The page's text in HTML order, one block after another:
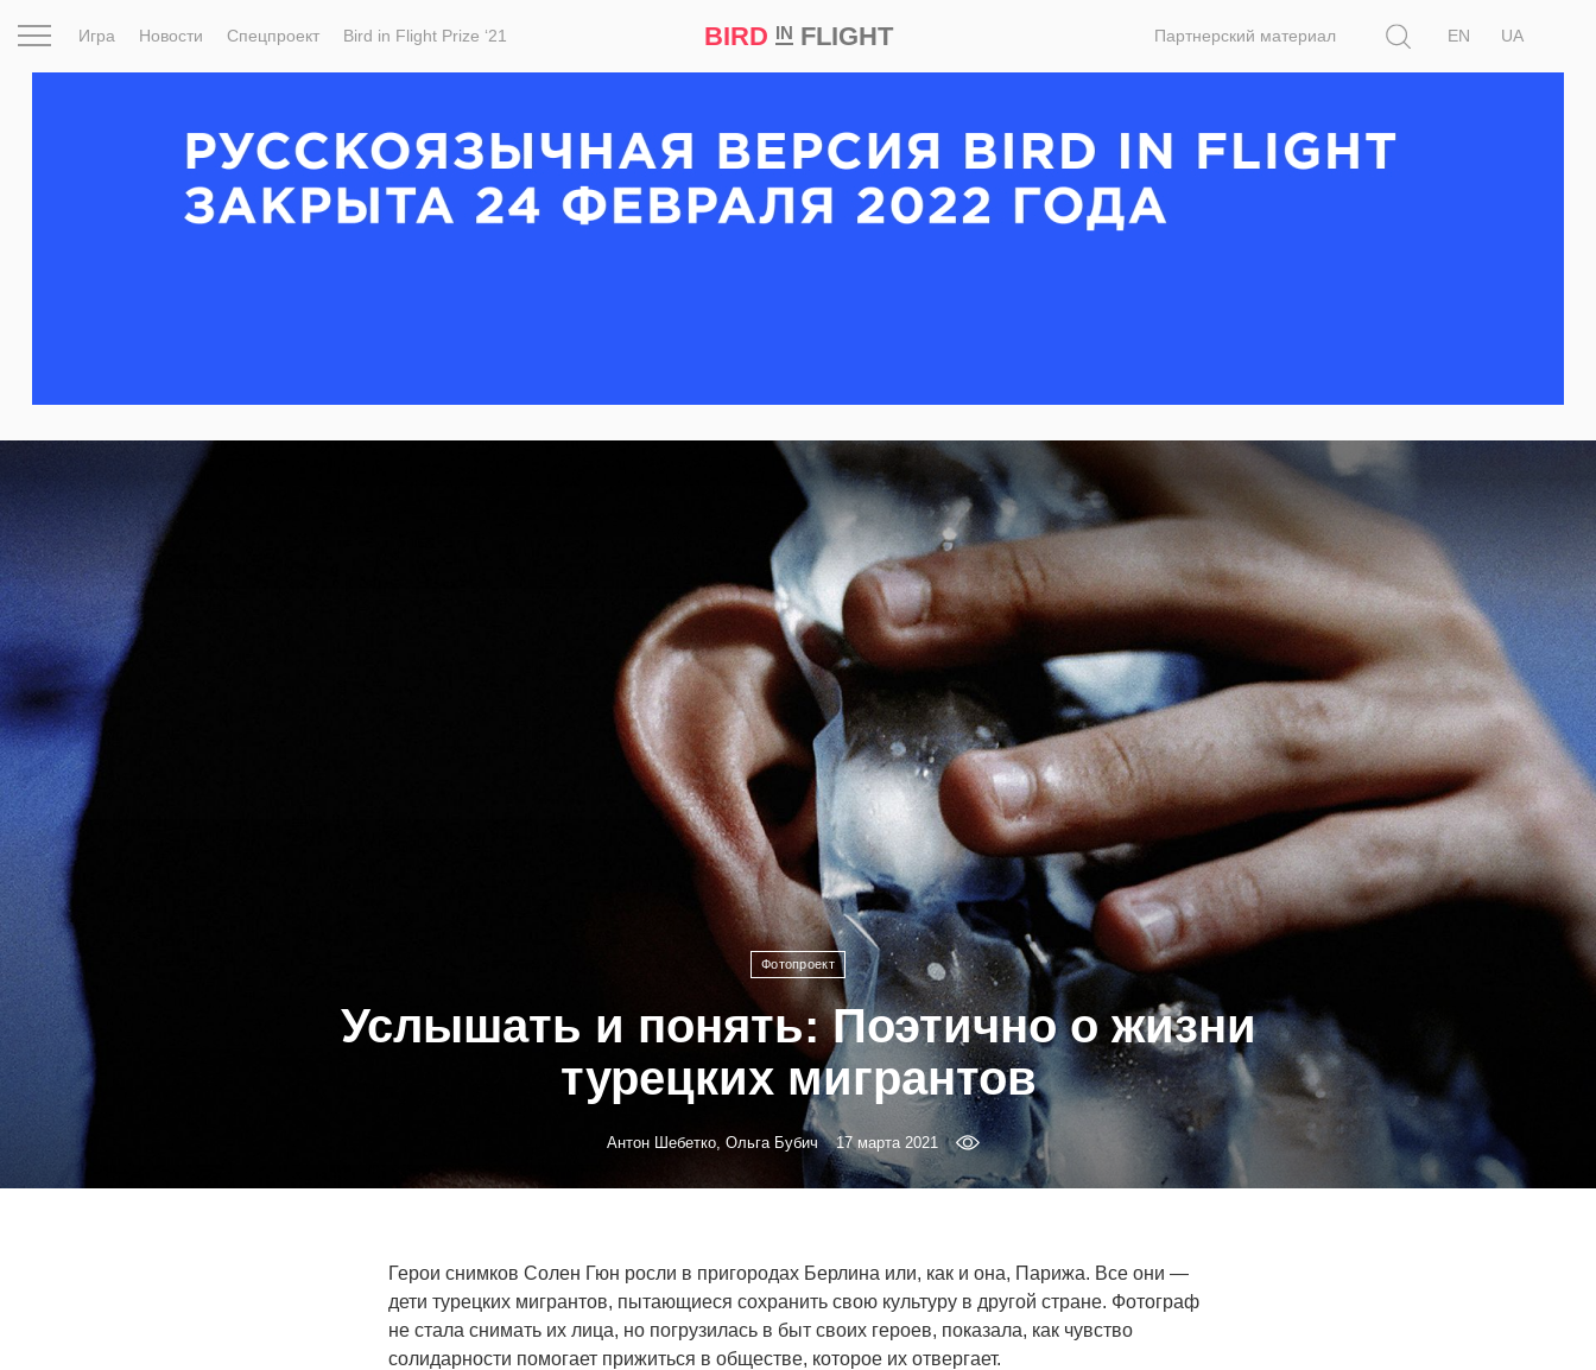
Игра Новости Спецпроект Bird in Flight Prize ‘21 BIRD INFLIGHT Партнерский материал
EN
UA
Фотопроект
Услышать и понять: Поэтично о жизни
турецких мигрантов
Антон Шебетко, Ольга Бубич 17 марта 2021
Герои снимков Солен Гюн росли в пригородах Берлина или, как и она, Парижа. Все они —
дети турецких мигрантов, пытающиеся сохранить свою культуру в другой стране. Фотограф
не стала снимать их лица, но погрузилась в быт своих героев, показала, как чувство
солидарности помогает прижиться в обществе, которое их отвергает.